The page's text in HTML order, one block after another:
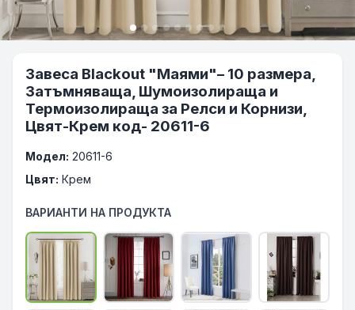
Завеса Blackout "Маями"– 10 размера,
Затъмняваща, Шумоизолираща и
Термоизолираща за Релси и Корнизи,
Цвят-Крем код- 20611-6
Модел: 20611-6
Цвят: Крем
ВАРИАНТИ НА ПРОДУКТА